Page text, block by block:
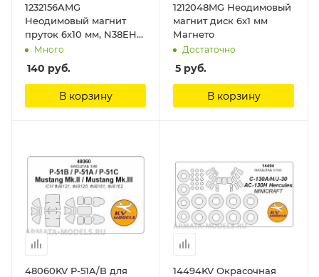
1232156AMG
Неодимовый магнит
пруток 6х10 мм, N38EH
Магнето
Много
140 руб.
В корзину
1212048MG Неодимовый
магнит диск 6х1 мм
Магнето
Достаточно
5 руб.
В корзину
48060KV P-51A/B для
14494KV Окрасочная